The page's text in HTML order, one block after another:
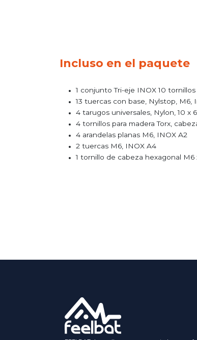
Incluso en el paquete
1 conjunto Tri-eje INOX 10
13 tuercas con base, Nylstop, M6,
4 tarugos universales, Nylon, 10 x
4 tornillos para madera Torx,
4 arandelas planas M6, INOX A2
2 tuercas M6, INOX A4
1 tornillo de cabeza hexagonal M6